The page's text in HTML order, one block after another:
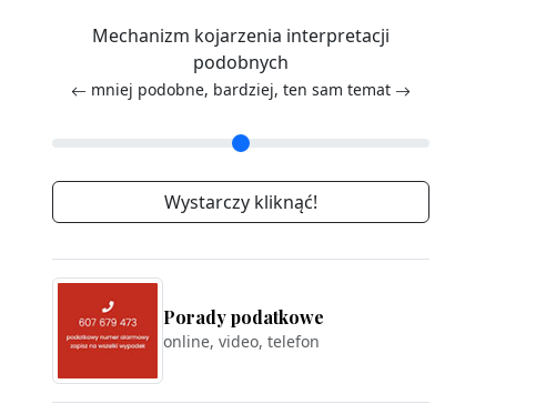
Mechanizm kojarzenia interpretacji
podobnych
mniej podobne, bardziej, ten sam temat
Porady podatkowe
online, video, telefon